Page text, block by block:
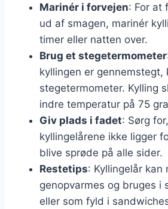
Marinér i forvejen: For at
ud af smagen, marinér
timer eller natten over.
Brug et stegetermometer
kyllingen er gennemstegt,
stegetermometer. Kylling
indre temperatur på 75
Giv plads i fadet: Sørg
kyllingelårene ikke ligger
blive sprøde på alle sider.
Restetips: Kyllingelår kan
genopvarmes og bruges i
eller som fyld i